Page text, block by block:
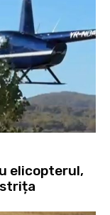
elicopterul,